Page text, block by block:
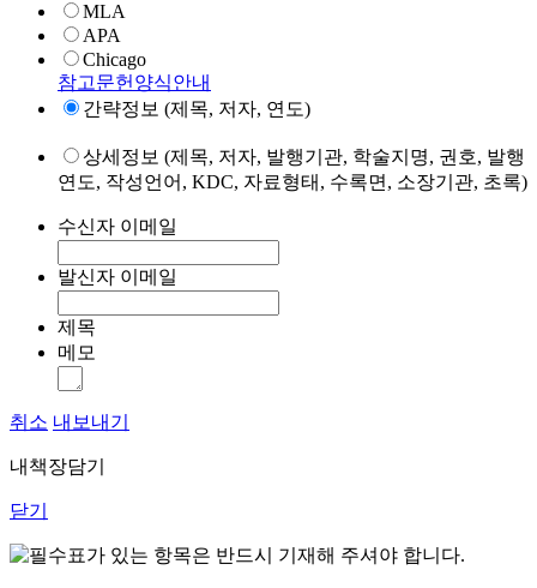
MLA
APA
Chicago
참고문헌양식안내
간략정보 (제목, 저자, 연도)
상세정보 (제목, 저자, 발행기관, 학술지명, 권호, 발행
연도, 작성언어, KDC, 자료형태, 수록면, 소장기관, 초록)
수신자 이메일
발신자 이메일
제목
메모
취소 내보내기
내책장담기
닫기
표가 있는 항목은 반드시 기재해 주셔야 합니다.